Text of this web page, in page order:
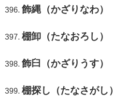
飾縄（かざりなわ）
棚卸（たなおろし）
飾臼（かざりうす）
棚探し（たなさがし）